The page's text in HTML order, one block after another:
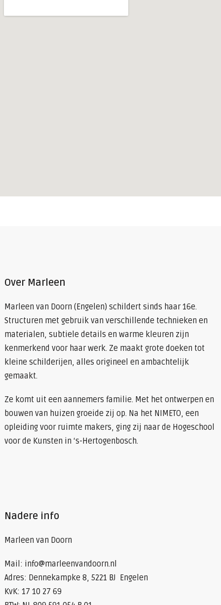
Over Marleen
Marleen van Doorn (Engelen) schildert sinds haar 16e.
Structuren met gebruik van verschillende technieken en
materialen, subtiele details en warme kleuren zijn
kenmerkend voor haar werk. Ze maakt grote doeken tot
kleine schilderijen, alles origineel en ambachtelijk
gemaakt.
Ze komt uit een aannemers familie. Met het ontwerpen en
bouwen van huizen groeide zij op. Na het NIMETO, een
opleiding voor ruimte makers, ging zij naar de Hogeschool
voor de Kunsten in ‘s-Hertogenbosch.
Nadere info
Marleen van Doorn
Mail: info@marleenvandoorn.nl
Adres: Dennekampke 8, 5221 BJ Engelen
KvK: 17 10 27 69